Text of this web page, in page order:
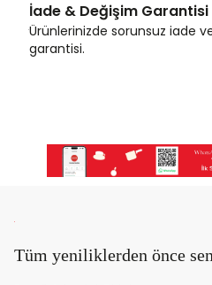
İade & Değişim Garantisi
Ürünlerinizde sorunsuz iade
garantisi.
Tüm yeniliklerden önce